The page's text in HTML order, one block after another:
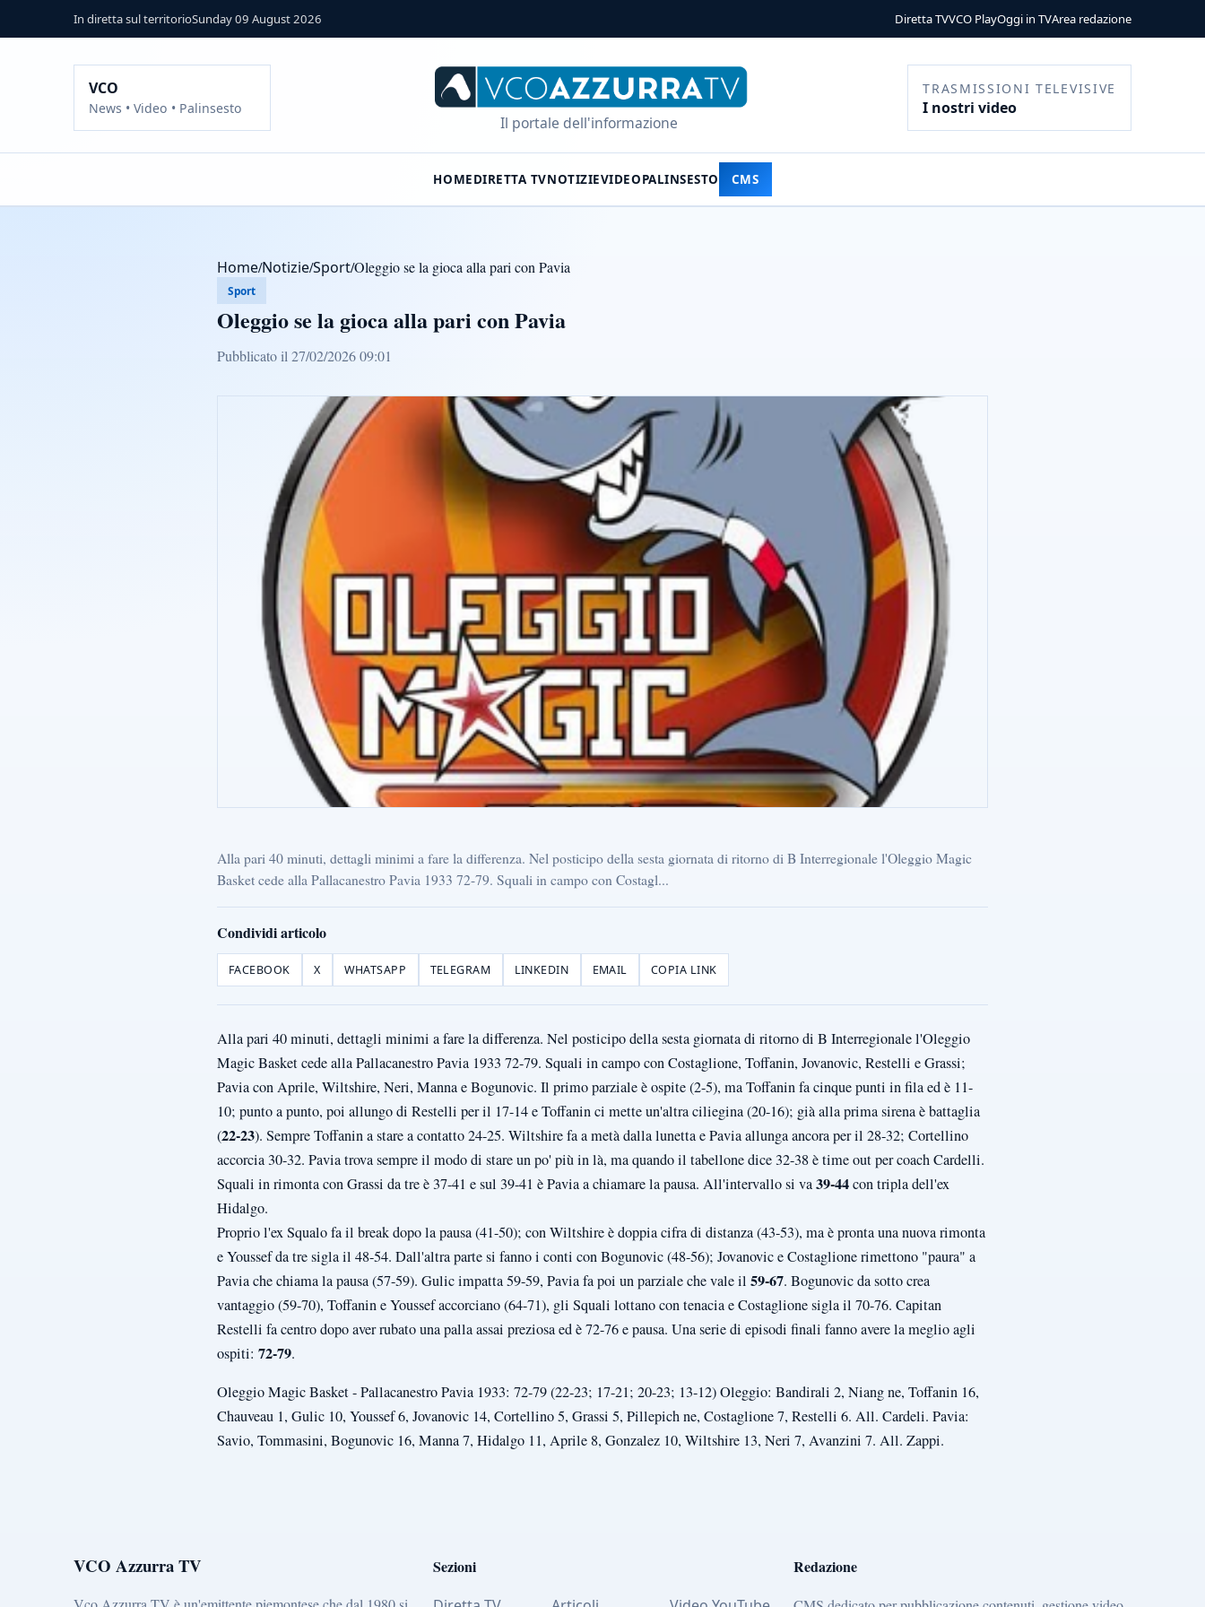
In diretta sul territorioSunday 09 August 2026 Diretta TVVCO PlayOggi in TVArea redazione
VCO
News • Video • Palinsesto
Il portale dell'informazione
TRASMISSIONI TELEVISIVE
I nostri video
HOMEDIRETTA TVNOTIZIEVIDEOPALINSESTO CMS
Home/Notizie/Sport/Oleggio se la gioca alla pari con Pavia
Sport
Oleggio se la gioca alla pari con Pavia
Pubblicato il 27/02/2026 09:01
Alla pari 40 minuti, dettagli minimi a fare la differenza. Nel posticipo della sesta giornata di ritorno di B Interregionale l'Oleggio Magic
Basket cede alla Pallacanestro Pavia 1933 72-79. Squali in campo con Costagl...
Condividi articolo
FACEBOOK X WHATSAPP TELEGRAM LINKEDIN EMAIL COPIA LINK
Alla pari 40 minuti, dettagli minimi a fare la differenza. Nel posticipo della sesta giornata di ritorno di B Interregionale l'Oleggio
Magic Basket cede alla Pallacanestro Pavia 1933 72-79. Squali in campo con Costaglione, Toffanin, Jovanovic, Restelli e Grassi;
Pavia con Aprile, Wiltshire, Neri, Manna e Bogunovic. Il primo parziale è ospite (2-5), ma Toffanin fa cinque punti in fila ed è 11-
10; punto a punto, poi allungo di Restelli per il 17-14 e Toffanin ci mette un'altra ciliegina (20-16); già alla prima sirena è battaglia
(22-23). Sempre Toffanin a stare a contatto 24-25. Wiltshire fa a metà dalla lunetta e Pavia allunga ancora per il 28-32; Cortellino
accorcia 30-32. Pavia trova sempre il modo di stare un po' più in là, ma quando il tabellone dice 32-38 è time out per coach Cardelli.
Squali in rimonta con Grassi da tre è 37-41 e sul 39-41 è Pavia a chiamare la pausa. All'intervallo si va39-44con tripla dell'ex
Hidalgo.
Proprio l'ex Squalo fa il break dopo la pausa (41-50); con Wiltshire è doppia cifra di distanza (43-53), ma è pronta una nuova rimonta
e Youssef da tre sigla il 48-54. Dall'altra parte si fanno i conti con Bogunovic (48-56); Jovanovic e Costaglione rimettono "paura" a
Pavia che chiama la pausa (57-59). Gulic impatta 59-59, Pavia fa poi un parziale che vale il 59-67. Bogunovic da sotto crea
vantaggio (59-70), Toffanin e Youssef accorciano (64-71), gli Squali lottano con tenacia e Costaglione sigla il 70-76. Capitan
Restelli fa centro dopo aver rubato una palla assai preziosa ed è 72-76 e pausa. Una serie di episodi finali fanno avere la meglio agli
ospiti: 72-79.
Oleggio Magic Basket - Pallacanestro Pavia 1933: 72-79 (22-23; 17-21; 20-23; 13-12) Oleggio: Bandirali 2, Niang ne, Toffanin 16,
Chauveau 1, Gulic 10, Youssef 6, Jovanovic 14, Cortellino 5, Grassi 5, Pillepich ne, Costaglione 7, Restelli 6. All. Cardeli. Pavia:
Savio, Tommasini, Bogunovic 16, Manna 7, Hidalgo 11, Aprile 8, Gonzalez 10, Wiltshire 13, Neri 7, Avanzini 7. All. Zappi.
VCO Azzurra TV Sezioni Redazione